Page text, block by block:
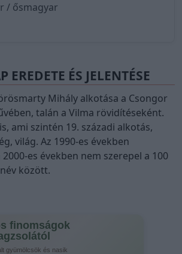
/ ősmagyar
ÉS JELENTÉSE
Mihály alkotása a Csongor
talán a Vilma rövidítéseként.
ami szintén 19. századi alkotás,
világ. Az 1990-es években
es években nem szerepel a 100
között.
finomságok
gyümölcsök és nasik